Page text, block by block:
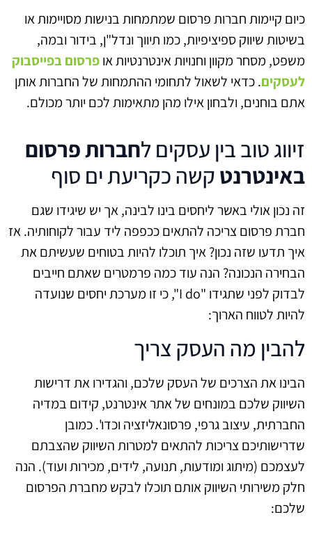
כיום קיימות חברות פרסום שמתמחות בנישות מסויימות או
בשיטות שיווק ספיציפיות, כמו תיווך ונדל"ן, בידור ובמה,
משפט, מסחר מקוון וחנויות אינטרנטיות אופרסום בפייסבוק
לעסקים. כדאי לשאול לתחומי ההתמחות של החברות אותן
אתם בוחנים, ולבחון אילו מהן מתאימות לכם יותר מכולם.
זיווג טוב בין עסקים לחברות פרסום
באינטרנטקשה כקריעת ים סוף
זה נכון אולי באשר ליחסים בינו לבינה, אך יש שיגידו שגם
חברת פרסום צריכה להתאים ככפפה ליד עבור לקוחותיה. אז
איך תדעו שזה נכון? איך תוכלו להיות בטוחים שעשיתם את
הבחירה הנכונה? הנה עוד כמה פרמטרים שאתם חייבים
לבדוק לפני שתגידו "I do", כי זו מערכת יחסים שנועדה
להיות לטווח הארוך:
להבין מה העסק צריך
הבינו את הצרכים של העסק שלכם, והגדירו את דרישות
השיווק שלכם במונחים של אתר אינטרנט, קידום במדיה
החברתית, עיצוב גרפי, פרסונאליזציה וכדו'. כמובן
שדרישותיכם צריכות להתאים למטרות השיווק שהצבתם
לעצמכם (מיתוג ומודעות, תנועה, לידים, מכירות ועוד). הנה
חלק משירותי השיווק אותם תוכלו לבקש מחברת הפרסום
שלכם: